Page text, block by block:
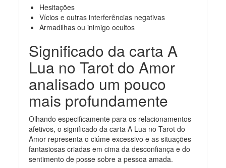
Hesitações
Vícios e outras interferências negativas
Armadilhas ou inimigo ocultos
Significado da carta A
Lua no Tarot do Amor
analisado um pouco
mais profundamente
Olhando especificamente para os relacionamentos
afetivos, o significado da carta A Lua no Tarot do
Amor representa o ciúme excessivo e as situações
fantasiosas criadas em cima da desconfiança e do
sentimento de posse sobre a pessoa amada.